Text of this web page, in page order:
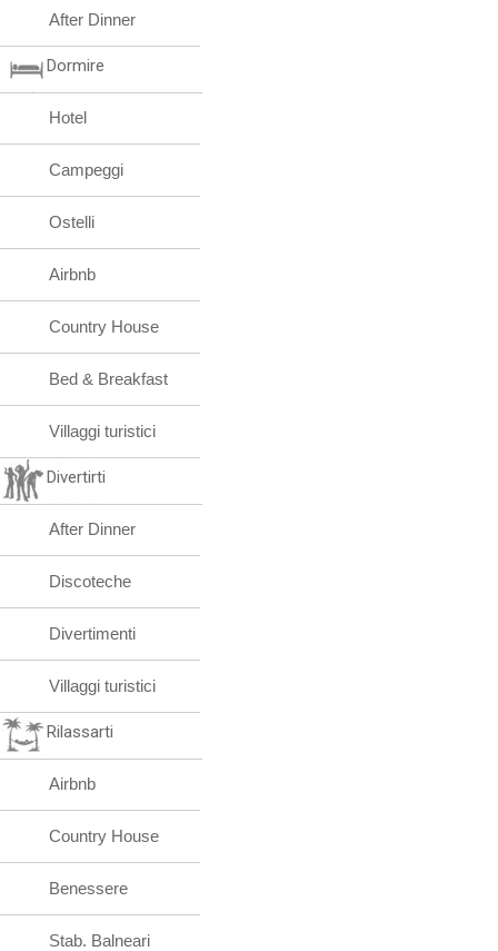
After Dinner
Dormire
Hotel
Campeggi
Ostelli
Airbnb
Country House
Bed & Breakfast
Villaggi turistici
Divertirti
After Dinner
Discoteche
Divertimenti
Villaggi turistici
Rilassarti
Airbnb
Country House
Benessere
Stab. Balneari